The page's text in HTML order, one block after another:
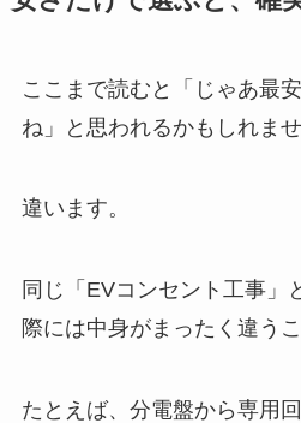
ここまで読むと「じゃあ最
ね」と思われるかもしれませ
違います。
同じ「EVコンセント工事」
際には中身がまったく違う
たとえば、分電盤から専用